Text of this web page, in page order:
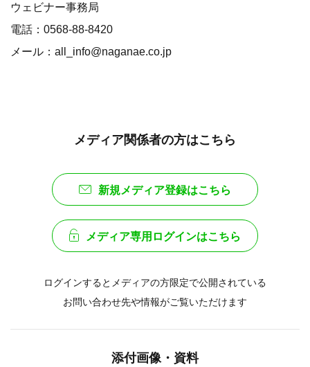
ウェビナー事務局
電話：0568-88-8420
メール：all_info@naganae.co.jp
メディア関係者の方はこちら
新規メディア登録はこちら
メディア専用ログインはこちら
ログインするとメディアの方限定で公開されている
お問い合わせ先や情報がご覧いただけます
添付画像・資料